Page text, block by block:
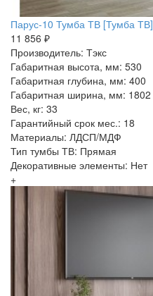
Парус-10 Тумба ТВ [Тумба ТВ]
11 856 ₽
Производитель: Тэкс
Габаритная высота, мм: 530
Габаритная глубина, мм: 400
Габаритная ширина, мм: 1802
Вес, кг: 33
Гарантийный срок мес.: 18
Материалы: ЛДСП/МДФ
Тип тумбы ТВ: Прямая
Декоративные элементы: Нет
+